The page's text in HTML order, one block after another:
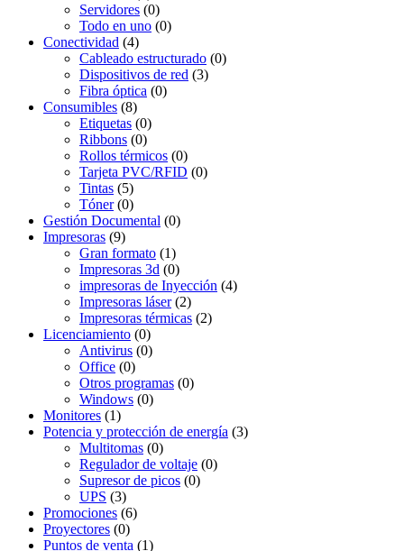
Servidores (0)
Todo en uno (0)
Conectividad (4)
Cableado estructurado (0)
Dispositivos de red (3)
Fibra óptica (0)
Consumibles (8)
Etiquetas (0)
Ribbons (0)
Rollos térmicos (0)
Tarjeta PVC/RFID (0)
Tintas (5)
Tóner (0)
Gestión Documental (0)
Impresoras (9)
Gran formato (1)
Impresoras 3d (0)
impresoras de Inyección (4)
Impresoras láser (2)
Impresoras térmicas (2)
Licenciamiento (0)
Antivirus (0)
Office (0)
Otros programas (0)
Windows (0)
Monitores (1)
Potencia y protección de energía (3)
Multitomas (0)
Regulador de voltaje (0)
Supresor de picos (0)
UPS (3)
Promociones (6)
Proyectores (0)
Puntos de venta (1)